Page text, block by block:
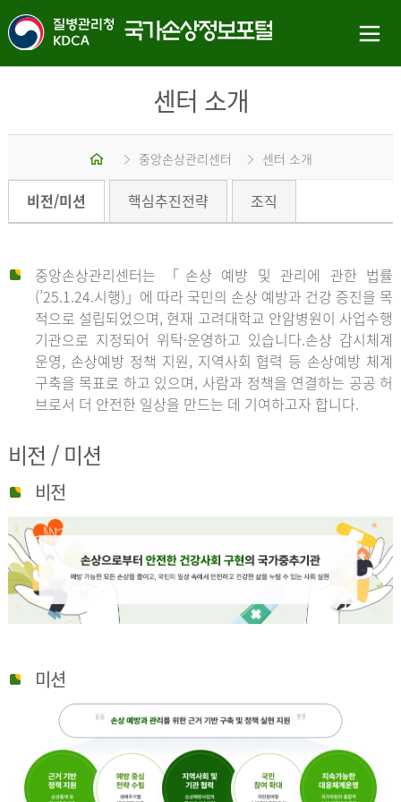
센터 소개
중앙손상관리센터 센터 소개
비전/미션 핵심추진전략 조직
중앙손상관리센터는 「손상 예방 및 관리에 관한 법률
(’25.1.24.시행)」에 따라 국민의 손상 예방과 건강 증진을 목
적으로 설립되었으며, 현재 고려대학교 안암병원이 사업수행
기관으로 지정되어 위탁·운영하고 있습니다.손상 감시체계
운영, 손상예방 정책 지원, 지역사회 협력 등 손상예방 체계
구축을 목표로 하고 있으며, 사람과 정책을 연결하는 공공 허
브로서 더 안전한 일상을 만드는 데 기여하고자 합니다.
비전 / 미션
비전
미션